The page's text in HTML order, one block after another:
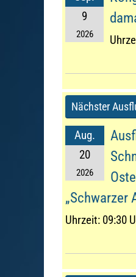
9
2026
Nächster
Aug.
20
2026
„Schwarzer
Uhrzeit: 09:30